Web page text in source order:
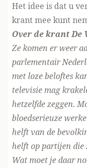
Het idee is dat u
krant mee kunt
Over de krant De
Ze komen er weer
parlementair
met loze beloftes
televisie mag
hetzelfde zeggen.
bloedserieuze
helft van de
helft op partijen die
Wat moet je daar